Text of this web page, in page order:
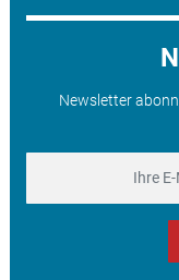
Newsletter